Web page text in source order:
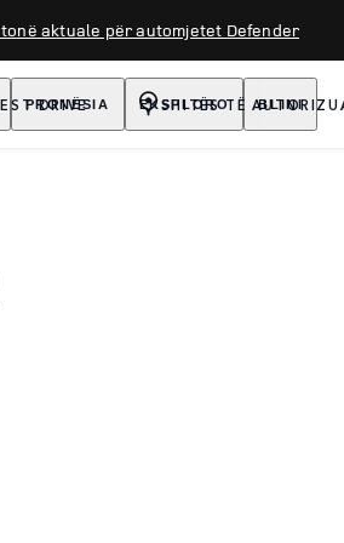
aktuale për automjetet Defender
PRONËSIA EKSPLORO BLINI
DRIVE SHITËS TË